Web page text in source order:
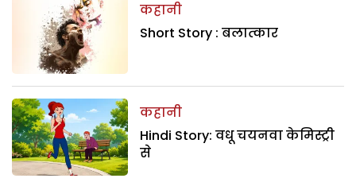
कहानी
Short Story : बलात्कार
कहानी
Hindi Story: वधू चयनवा केमिस्ट्री
से